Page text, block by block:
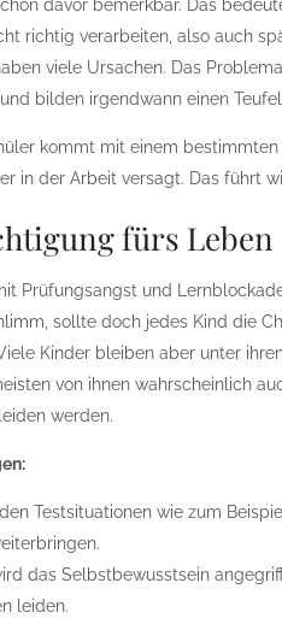
davor bemerkbar. Das
richtig verarbeiten, also auch
viele Ursachen. Das
bilden irgendwann einen
kommt mit einem
in der Arbeit versagt. Das führt
fürs Leben
Prüfungsangst und
sollte doch jedes Kind die
Kinder bleiben aber unter
von ihnen wahrscheinlich
werden.
Testsituationen wie zum
das Selbstbewusstsein
leiden.